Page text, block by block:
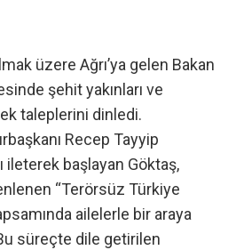
üzere Ağrı’ya gelen Bakan
şehit yakınları ve
taleplerini dinledi.
Recep Tayyip
ileterek başlayan Göktaş,
“Terörsüz Türkiye
ailelerle bir araya
süreçte dile getirilen